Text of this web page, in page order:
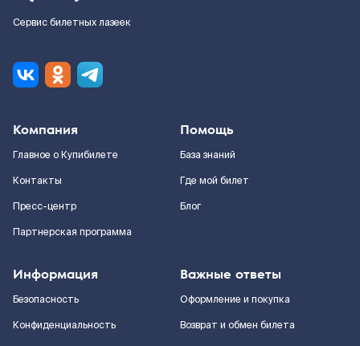
Сервис билетных лазеек
Компания
Главное о Купибилете
Контакты
Пресс-центр
Партнерская программа
Помощь
База знаний
Где мой билет
Блог
Информация
Безопасность
Конфиденциальность
Важные ответы
Оформление и покупка
Возврат и обмен билета